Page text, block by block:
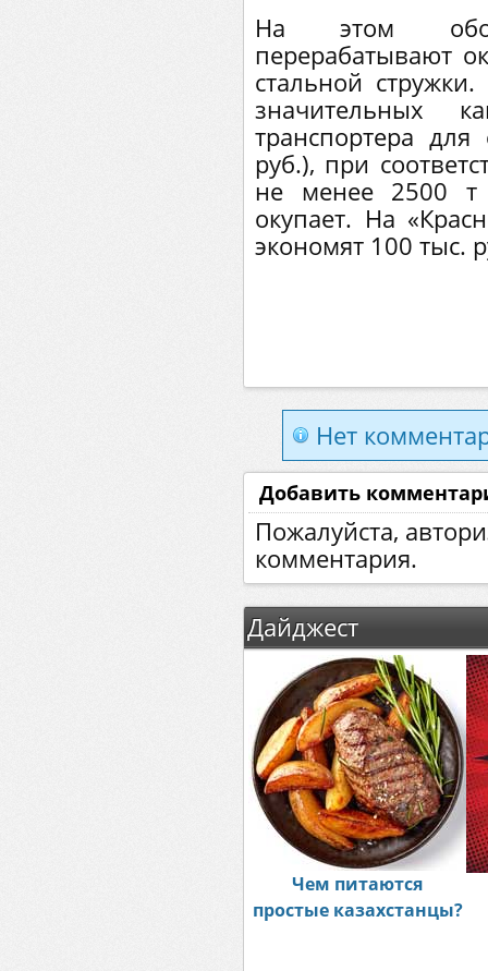
На этом
перерабатывают
стальной
значительных
транспортера
руб.), при
не менее 2500
окупает. На
экономят 100 тыс.
Нет
Добавить
Пожалуйста,
комментария.
Дайджест
Чем питаются
простые казахстанцы?